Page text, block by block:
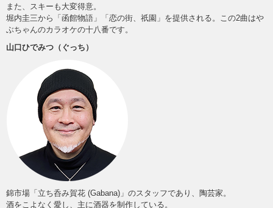
また、スキーも大変得意。
堀内圭三から「函館物語」「恋の街、祇園」を提供される。この2曲はや
ぶちゃんのカラオケの十八番です。
山口ひでみつ（ぐっち）
錦市場「立ち呑み賀花 (Gabana)」のスタッフであり、陶芸家。
酒をこよなく愛し、主に酒器を制作している。